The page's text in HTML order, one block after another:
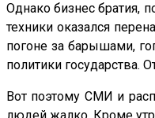
Однако бизнес братия,
техники оказался
погоне за барышами,
политики государства.
Вот поэтому СМИ и